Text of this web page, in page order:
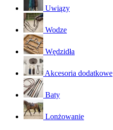
Uwiązy
Wodze
Wędzidła
Akcesoria dodatkowe
Baty
Lonżowanie